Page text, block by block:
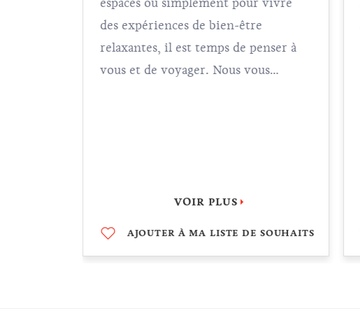
des expériences de bien-être
relaxantes, il est temps de penser à
vous et de voyager. Nous vous
VOIR PLUS
AJOUTER À MA LISTE DE SOUHAITS